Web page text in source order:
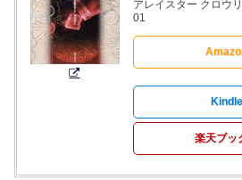
アレイスター クロウ
01
楽天ブッ